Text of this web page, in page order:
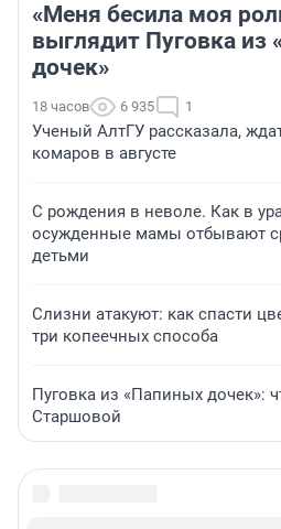
«Меня бесила моя
выглядит Пуговка из
дочек»
18 часов 6 935 1
Ученый АлтГУ рассказала,
комаров в августе
С рождения в неволе. Как в
осужденные мамы отбывают
детьми
Слизни атакуют: как спасти
три копеечных способа
Пуговка из «Папиных дочек»:
Старшовой